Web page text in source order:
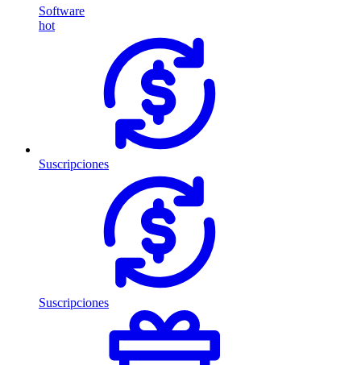
Software
hot
Suscripciones
Suscripciones